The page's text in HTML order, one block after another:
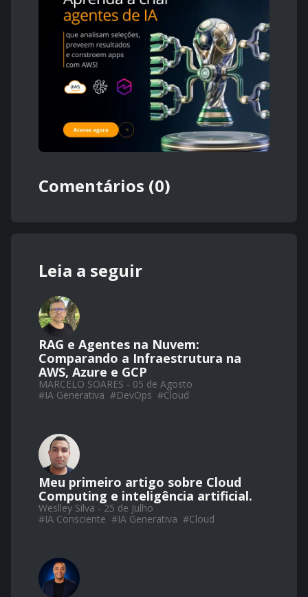
Comentários (0)
Leia a seguir
RAG e Agentes na Nuvem:
Comparando a Infraestrutura na
AWS, Azure e GCP
MARCELO SOARES - 05 de Agosto
#IA Generativa #DevOps #Cloud
Meu primeiro artigo sobre Cloud
Computing e inteligência artificial.
Weslley Silva - 25 de Julho
#IA Consciente #IA Generativa #Cloud